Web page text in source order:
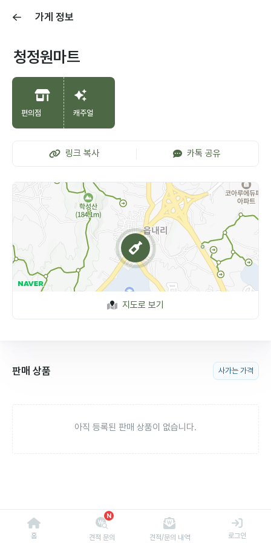
가게 정보
청정원마트
편의점 캐주얼
링크 복사 카톡 공유
지도로 보기
판매 상품 사가는 가격
아직 등록된 판매 상품이 없습니다.
홈
N
견적 문의 견적/문의 내역 로그인